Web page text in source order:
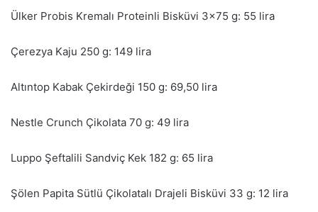
Ülker Probis Kremalı Proteinli Bisküvi 3×75 g: 55 lira
Çerezya Kaju 250 g: 149 lira
Altıntop Kabak Çekirdeği 150 g: 69,50 lira
Nestle Crunch Çikolata 70 g: 49 lira
Luppo Şeftalili Sandviç Kek 182 g: 65 lira
Şölen Papita Sütlü Çikolatalı Drajeli Bisküvi 33 g: 12 lira